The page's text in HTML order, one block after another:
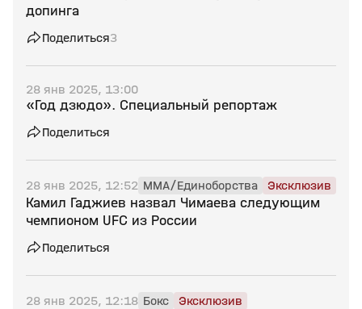
допинга
Поделиться3
28 янв 2025, 13:00
«Год дзюдо». Специальный репортаж
Поделиться
28 янв 2025, 12:52 MMA/Единоборства Эксклюзив
Камил Гаджиев назвал Чимаева следующим
чемпионом UFC из России
Поделиться
28 янв 2025, 12:18 Бокс Эксклюзив